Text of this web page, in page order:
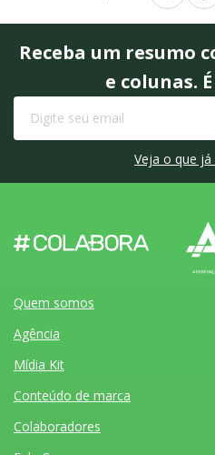
Receba um resumo
e colunas.
Veja o que
Quem somos
Agência
Mídia Kit
Conteúdo de marca
Colaboradores